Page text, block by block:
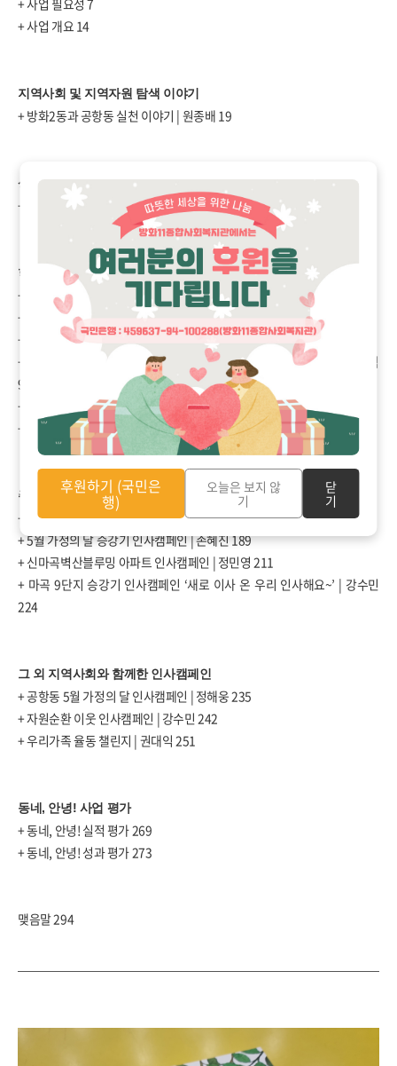
+사업 필요성7
+사업 개요 14
지역사회 및 지역자원 탐색 이야기
+방화2동과 공항동 실천 이야기 | 원종배 19
상가와 함께한 인사캠페인
+ 상가와 함께하는 인사캠페인|권민지 25
학교 어린이집과 함께한 인사캠페인
+ 어린이집 그리운 친구에게 안부를 전하세요 캠페인 권대익
+
어린이집‘아이를 안아주세요 |권대익
+
방화초등학교 효도 미션 캠페인 |권대익84
+
방화초등학교 스승의 날 선생님께 힘이 되는 손편지 쓰기 캠페인
권대익
97
+
방화초등학교와 함께하는‘내 마음을 전해줘’ 캠페인|박성빈
+
방화중학교와 함께한 인사캠페인 |원종배118
주택과 함께한 인사캠페인
+ 아파트와 함께한 봄 인사캠페인 실천 이야기|권민지151
+ 5월 가정의 달 승강기 인사캠페인|손혜진189
+신마곡벽산블루밍 아파트 인사캠페인 | 정민영 211
+ 마곡9단지 승강기 인사캠페인 ‘새로 이사 온 우리 인사해요~’ | 강수민
224
그 외 지역사회와 함께한 인사캠페인
+공항동 5월 가정의 달 인사캠페인 | 정해웅235
+자원순환 이웃 인사캠페인 | 강수민 242
+우리가족 율동 챌린지 | 권대익 251
동네 , 안녕! 사업 평가
+동네, 안녕! 실적 평가269
+동네, 안녕! 성과 평가273
맺음말294
후원하기 (국민은
행)
오늘은 보지 않
기
닫
기